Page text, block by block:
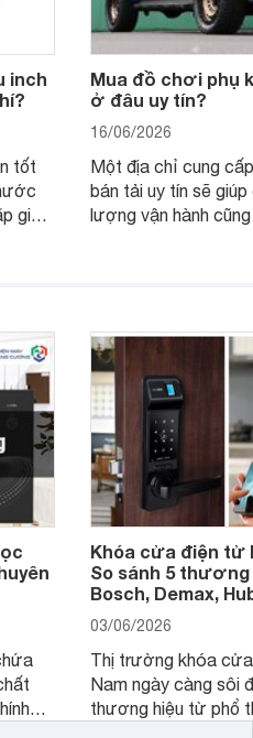
inch
tốt
giao
Mua đồ chơi phụ
ở đâu uy tín?
16/06/2026
Một địa chỉ cung
bán tải uy tín sẽ
lượng vận hành
Khóa cửa điện tử
So sánh 5 thương
Bosch, Demax,
03/06/2026
Thị trường khóa
Nam ngày càng sôi
thương hiệu từ phổ